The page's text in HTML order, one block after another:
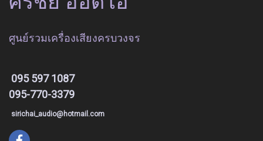
ศูนย์รวมเครื่องเสียงครบวงจร
095 597 1087
095-770-3379
sirichai_audio@hotmail.com